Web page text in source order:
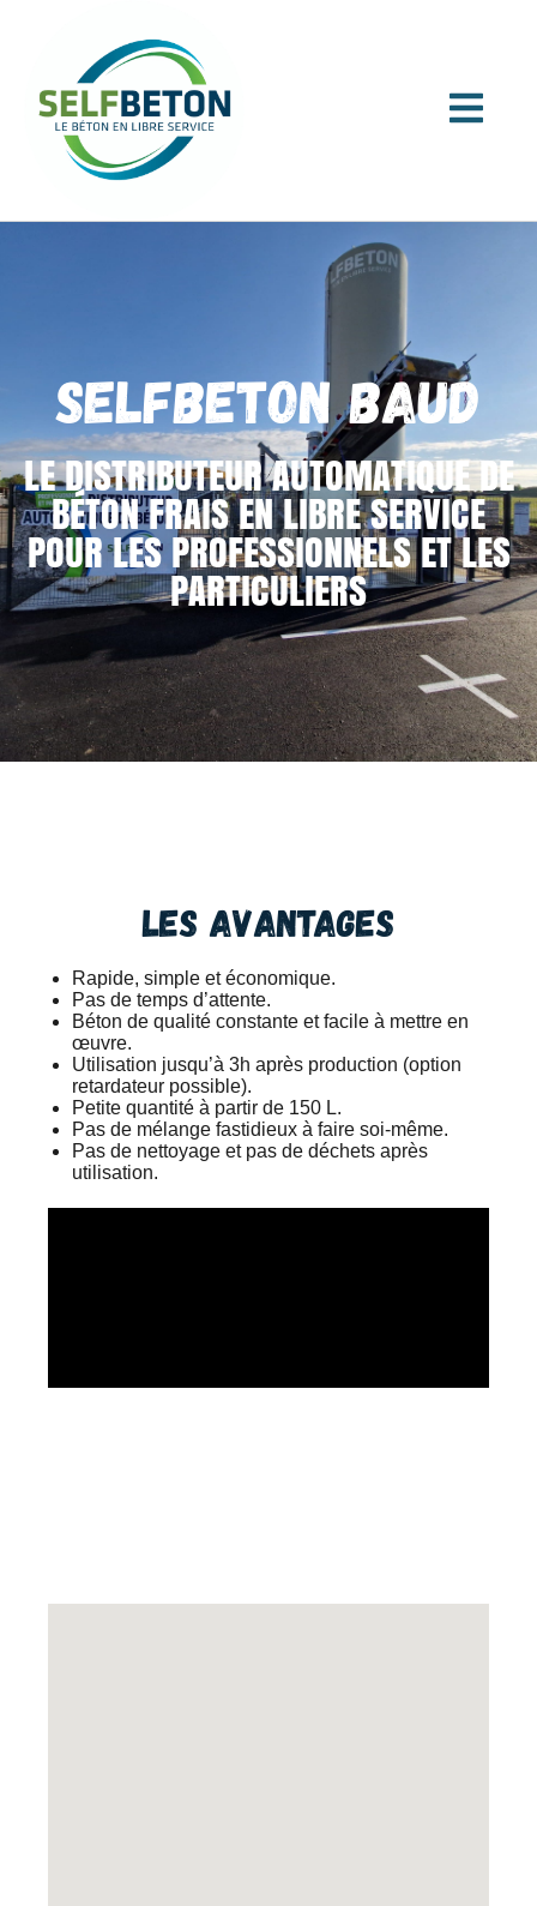
SELFBETON BAUD
LE DISTRIBUTEUR AUTOMATIQUE DE
BÉTON FRAIS EN LIBRE SERVICE
POUR LES PROFESSIONNELS ET LES
PARTICULIERS
Les avantages
Rapide, simple et économique.
Pas de temps d’attente.
Béton de qualité constante et facile à mettre en
œuvre.
Utilisation jusqu’à 3h après production (option
retardateur possible).
Petite quantité à partir de 150 L.
Pas de mélange fastidieux à faire soi-même.
Pas de nettoyage et pas de déchets après
utilisation.